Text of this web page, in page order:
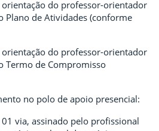
do professor-orientador
Plano de Atividades (conforme
do professor-orientador
Termo de Compromisso
no polo de apoio presencial:
via, assinado pelo profissional